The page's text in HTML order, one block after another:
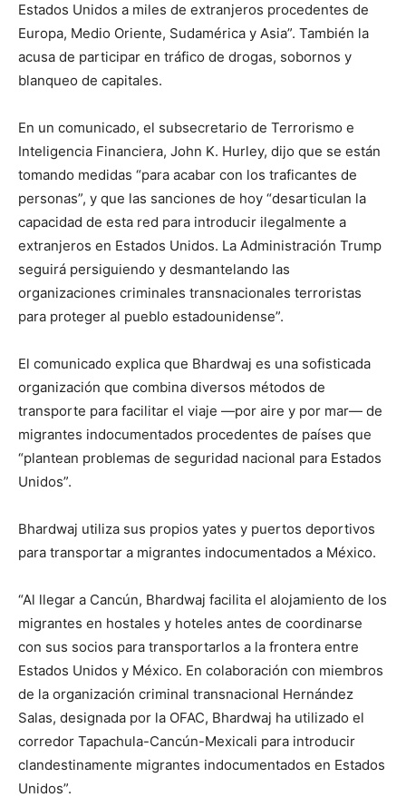
Estados Unidos a miles de extranjeros procedentes de
Europa, Medio Oriente, Sudamérica y Asia”. También la
acusa de participar en tráfico de drogas, sobornos y
blanqueo de capitales.
En un comunicado, el subsecretario de Terrorismo e
Inteligencia Financiera, John K. Hurley, dijo que se están
tomando medidas “para acabar con los traficantes de
personas”, y que las sanciones de hoy “desarticulan la
capacidad de esta red para introducir ilegalmente a
extranjeros en Estados Unidos. La Administración Trump
seguirá persiguiendo y desmantelando las
organizaciones criminales transnacionales terroristas
para proteger al pueblo estadounidense”.
El comunicado explica que Bhardwaj es una sofisticada
organización que combina diversos métodos de
transporte para facilitar el viaje —por aire y por mar— de
migrantes indocumentados procedentes de países que
“plantean problemas de seguridad nacional para Estados
Unidos”.
Bhardwaj utiliza sus propios yates y puertos deportivos
para transportar a migrantes indocumentados a México.
“Al llegar a Cancún, Bhardwaj facilita el alojamiento de los
migrantes en hostales y hoteles antes de coordinarse
con sus socios para transportarlos a la frontera entre
Estados Unidos y México. En colaboración con miembros
de la organización criminal transnacional Hernández
Salas, designada por la OFAC, Bhardwaj ha utilizado el
corredor Tapachula-Cancún-Mexicali para introducir
clandestinamente migrantes indocumentados en Estados
Unidos”.